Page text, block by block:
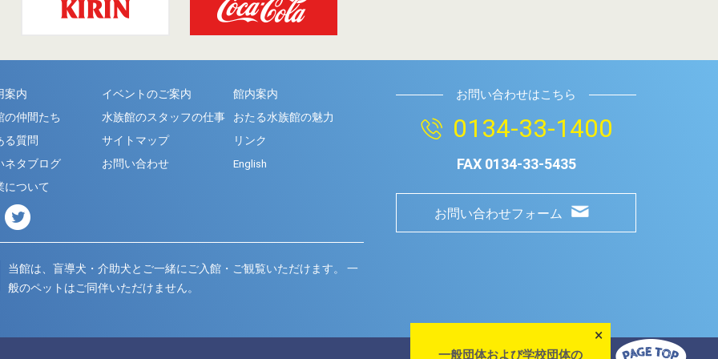
案内 イベントのご案内
館内案内
の仲間たち
水族館のスタッフの仕事
おたる水族館の魅力
る質問
サイトマップ
リンク
ネタブログ
お問い合わせ
English
について
当館は、盲導犬・介助犬とご一緒にご入館・ご観覧いただけます。 一
般のペットはご同伴いただけません。
お問い合わせはこちら
0134-33-1400
FAX 0134-33-5435
お問い合わせフォーム
×
一般団体および学校団体の